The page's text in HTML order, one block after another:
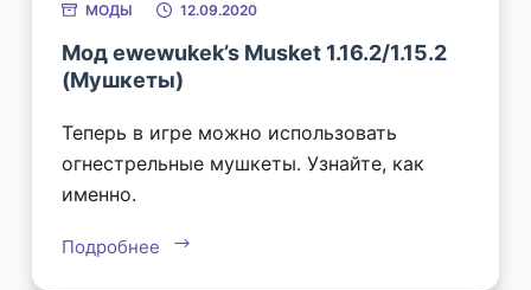
МОДЫ 12.09.2020
Мод ewewukek’s Musket 1.16.2/1.15.2
(Мушкеты)
Теперь в игре можно использовать
огнестрельные мушкеты. Узнайте, как
именно.
Подробнее